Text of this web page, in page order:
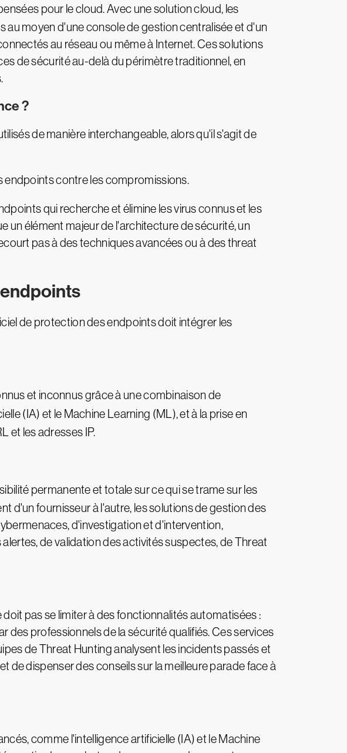
pour le cloud. Avec une solution cloud, les
moyen d'une console de gestion centralisée et d'un
au réseau ou même à Internet. Ces solutions
de sécurité au-delà du périmètre traditionnel, en
?
de manière interchangeable, alors qu'il s'agit de
endpoints contre les compromissions.
qui recherche et élimine les virus connus et les
un élément majeur de l'architecture de sécurité, un
pas à des techniques avancées ou à des threat
de protection des endpoints doit intégrer les
et inconnus grâce à une combinaison de
(IA) et le Machine Learning (ML), et à la prise en
et les adresses IP.
permanente et totale sur ce qui se trame sur les
d'un fournisseur à l'autre, les solutions de gestion des
d'investigation et d'intervention,
de validation des activités suspectes, de Threat
pas se limiter à des fonctionnalités automatisées :
des professionnels de la sécurité qualifiés. Ces services
de Threat Hunting analysent les incidents passés et
de dispenser des conseils sur la meilleure parade face à
comme l'intelligence artificielle (IA) et le Machine